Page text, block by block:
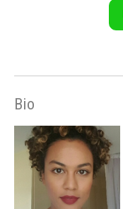
Bio